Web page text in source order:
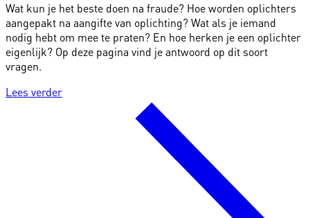
Wat kun je het beste doen na fraude? Hoe worden oplichters
aangepakt na aangiftevan oplichting? Wat als je iemand
nodig hebt om mee te praten? En hoe herken je een oplichter
eigenlijk? Op deze pagina vind je antwoord op dit soort
vragen.
Lees verder